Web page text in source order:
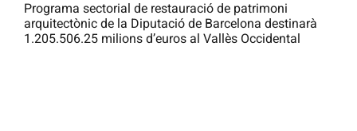
Programa sectorial de restauració de patrimoni
arquitectònic de la Diputació de Barcelona destinarà
1.205.506.25 milions d’euros al Vallès Occidental